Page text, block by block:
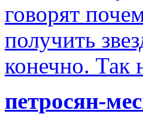
говорят
получить
конечно. Так
петросян-